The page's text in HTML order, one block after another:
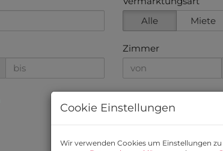
Alle
Miete
Zimmer
Cookie Einstellungen
Wir verwenden Cookies um Einstellungen